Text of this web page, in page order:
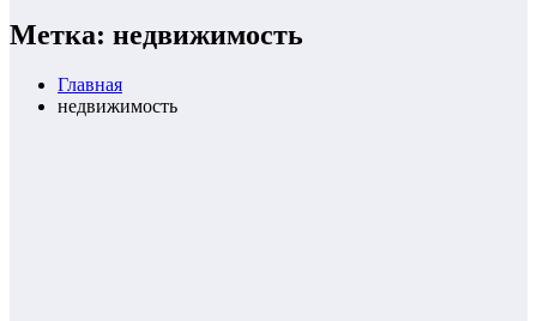
Метка: недвижимость
Главная
недвижимость